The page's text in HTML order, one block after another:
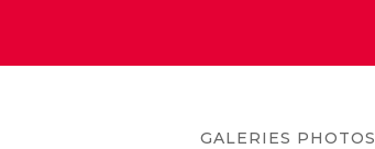
GALERIES PHOTOS